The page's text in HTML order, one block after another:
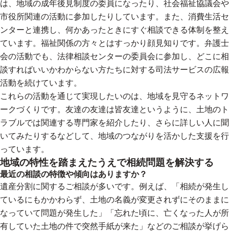
は、地域の成年後見制度の委員になったり、社会福祉協議会や
市役所関連の活動に参加したりしています。また、消費生活セ
ンターと連携し、何かあったときにすぐ相談できる体制を整え
ています。福祉関係の方々とはすっかり顔見知りです。弁護士
会の活動でも、法律相談センターの委員会に参加し、どこに相
談すればいいかわからない方たちに対する司法サービスの広報
活動を続けています。
これらの活動を通じて実現したいのは、地域を見守るネットワ
ークづくりです。友達の友達は皆友達というように、土地のト
ラブルでは関連する専門家を紹介したり、さらに詳しい人に聞
いてみたりするなどして、地域のつながりを活かした支援を行
っています。
地域の特性を踏まえたうえで相続問題を解決する
最近の相談の特徴や傾向はありますか？
遺産分割に関するご相談が多いです。例えば、「相続が発生し
ているにもかかわらず、土地の名義が変更されずにそのままに
なっていて問題が発生した」「忘れた頃に、亡くなった人が所
有していた土地の件で突然手紙が来た」などのご相談が挙げら